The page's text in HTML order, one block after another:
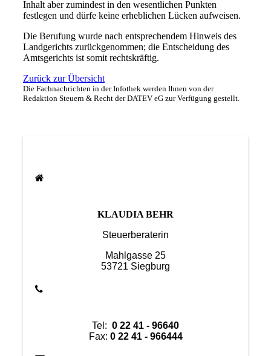
Inhalt aber zumindest in den wesentlichen Punkten
festlegen und dürfe keine erheblichen Lücken aufweisen.
Die Berufung wurde nach entsprechendem Hinweis des
Landgerichts zurückgenommen; die Entscheidung des
Amtsgerichts ist somit rechtskräftig.
Zurück zur Übersicht
Die Fachnachrichten in der Infothek werden Ihnen von der
Redaktion Steuern & Recht der DATEV eG zur Verfügung gestellt.
KLAUDIA BEHR
Steuerberaterin
Mahlgasse 25
53721 Siegburg
Tel: 0 22 41 - 96640
Fax: 0 22 41 - 966444